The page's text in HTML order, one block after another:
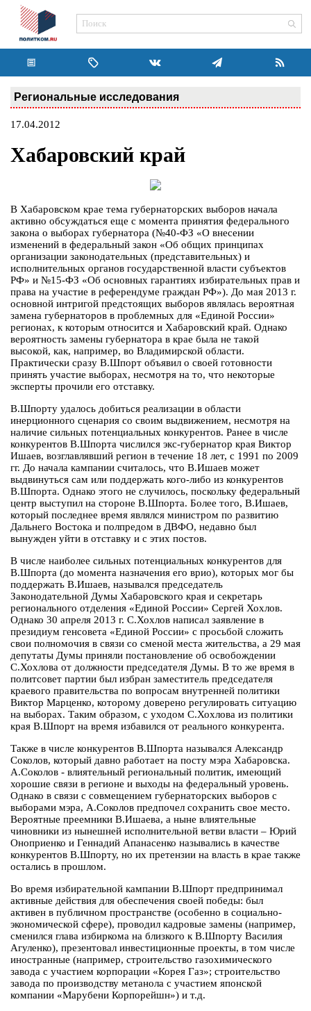
Региональные исследования
17.04.2012
Хабаровский край
В Хабаровском крае тема губернаторских выборов начала
активно обсуждаться еще с момента принятия федерального
закона о выборах губернатора (№40-ФЗ «О внесении
изменений в федеральный закон «Об общих принципах
организации законодательных (представительных) и
исполнительных органов государственной власти субъектов
РФ» и №15-ФЗ «Об основных гарантиях избирательных прав и
права на участие в референдуме граждан РФ»). До мая 2013 г.
основной интригой предстоящих выборов являлась вероятная
замена губернаторов в проблемных для «Единой России»
регионах, к которым относится и Хабаровский край. Однако
вероятность замены губернатора в крае была не такой
высокой, как, например, во Владимирской области.
Практически сразу В.Шпорт объявил о своей готовности
принять участие выборах, несмотря на то, что некоторые
эксперты прочили его отставку.
В.Шпорту удалось добиться реализации в области
инерционного сценария со своим выдвижением, несмотря на
наличие сильных потенциальных конкурентов. Ранее в числе
конкурентов В.Шпорта числился экс-губернатор края Виктор
Ишаев, возглавлявший регион в течение 18 лет, с 1991 по 2009
гг. До начала кампании считалось, что В.Ишаев может
выдвинуться сам или поддержать кого-либо из конкурентов
В.Шпорта. Однако этого не случилось, поскольку федеральный
центр выступил на стороне В.Шпорта. Более того, В.Ишаев,
который последнее время являлся министром по развитию
Дальнего Востока и полпредом в ДВФО, недавно был
вынужден уйти в отставку и с этих постов.
В числе наиболее сильных потенциальных конкурентов для
В.Шпорта (до момента назначения его врио), которых мог бы
поддержать В.Ишаев, назывался председатель
Законодательной Думы Хабаровского края и секретарь
регионального отделения «Единой России» Сергей Хохлов.
Однако 30 апреля 2013 г. С.Хохлов написал заявление в
президиум генсовета «Единой России» с просьбой сложить
свои полномочия в связи со сменой места жительства, а 29 мая
депутаты Думы приняли постановление об освобождении
С.Хохлова от должности председателя Думы. В то же время в
политсовет партии был избран заместитель председателя
краевого правительства по вопросам внутренней политики
Виктор Марценко, которому доверено регулировать ситуацию
на выборах. Таким образом, с уходом С.Хохлова из политики
края В.Шпорт на время избавился от реального конкурента.
Также в числе конкурентов В.Шпорта назывался Александр
Соколов, который давно работает на посту мэра Хабаровска.
А.Соколов - влиятельный региональный политик, имеющий
хорошие связи в регионе и выходы на федеральный уровень.
Однако в связи с совмещением губернаторских выборов с
выборами мэра, А.Соколов предпочел сохранить свое место.
Вероятные преемники В.Ишаева, а ныне влиятельные
чиновники из нынешней исполнительной ветви власти – Юрий
Оноприенко и Геннадий Апанасенко назывались в качестве
конкурентов В.Шпорту, но их претензии на власть в крае также
остались в прошлом.
Во время избирательной кампании В.Шпорт предпринимал
активные действия для обеспечения своей победы: был
активен в публичном пространстве (особенно в социально-
экономической сфере), проводил кадровые замены (например,
сменился глава избиркома на близкого к В.Шпорту Василия
Агуленко), презентовал инвестиционные проекты, в том числе
иностранные (например, строительство газохимического
завода с участием корпорации «Корея Газ»; строительство
завода по производству метанола с участием японской
компании «Марубени Корпорейшн») и т.д.